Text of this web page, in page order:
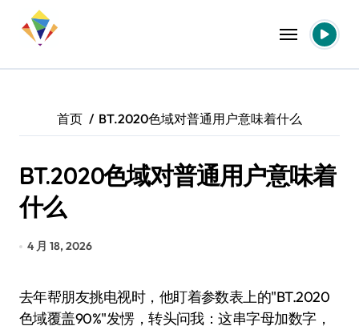
首页 BT.2020色域对普通用户意味着什么
BT.2020色域对普通用户意味着
什么
4 月 18, 2026
去年帮朋友挑电视时，他盯着参数表上的"BT.2020
色域覆盖90%"发愣，转头问我：这串字母加数字，